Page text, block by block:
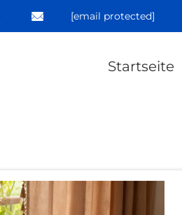
[email protected]
Startseite